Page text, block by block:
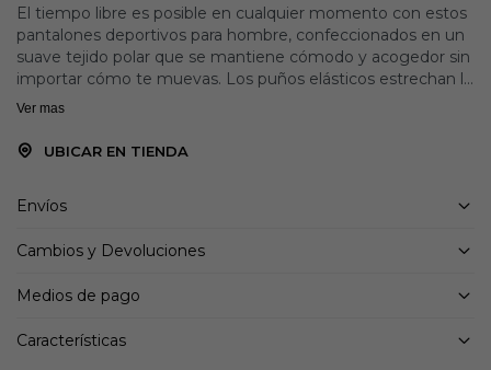
El tiempo libre es posible en cualquier momento con estos
pantalones deportivos para hombre, confeccionados en un
suave tejido polar que se mantiene cómodo y acogedor sin
importar cómo te muevas. Los puños elásticos estrechan la
silueta y te permiten lucir el calzado del día. La cinturilla
cordón para un ajuste que se mantiene en su lugar. Un
Detalles:
Nuestro ajuste más versátil, con la cantidad justa de espacio
Cintura elástica con cordón.
Pequeño logotipo bordado
Ver mas
UBICAR EN TIENDA
Envíos
Cambios y Devoluciones
Medios de pago
Características